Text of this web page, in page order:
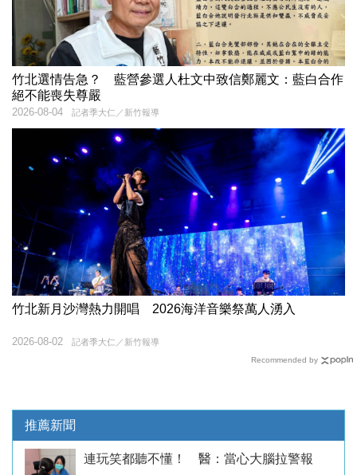
竹北選情告急？ 藍營參選人杜文中致信鄭麗文：藍白合作
絕不能喪失尊嚴
記者季大仁／新竹報導
2026-08-04
竹北新月沙灣熱力開唱 2026海洋音樂祭萬人湧入
記者季大仁／新竹報導
2026-08-02
Recommended by
推薦新聞
連玩笑都聽不懂！ 醫：當心大腦拉警報